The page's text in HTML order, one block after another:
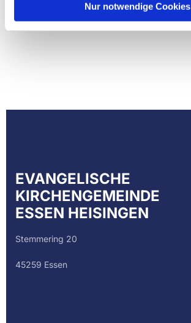
Nur notwendige Cookies
EVANGELISCHE
KIRCHENGEMEINDE
ESSEN HEISINGEN
Stemmering 20
45259 Essen